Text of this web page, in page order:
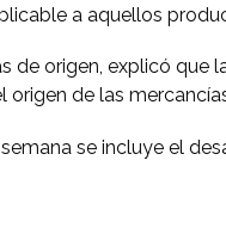
a aquellos
de origen, explicó
origen de las
se incluye el